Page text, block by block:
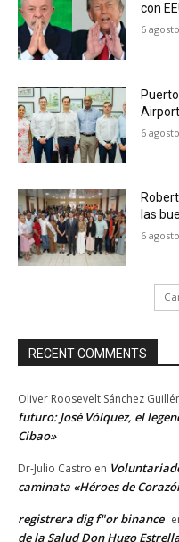
con
6
6
las
6
RECENT COMMENTS
Oliver Roosevelt Sánchez
futuro: José Vólquez, el
Cibao»
Dr-Julio Castro en
caminata «Héroes de
registrera dig f"or binance
de la Salud Don Hugo